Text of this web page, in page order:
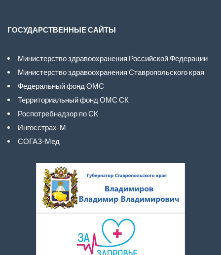
ГОСУДАРСТВЕННЫЕ САЙТЫ
Министерство здравоохранения Российской Федерации
Министерство здравоохранения Ставропольского края
Федеральный фонд ОМС
Территориальный фонд ОМС СК
Роспотребнадзор по СК
Ингосстрах-М
СОГАЗ-Мед